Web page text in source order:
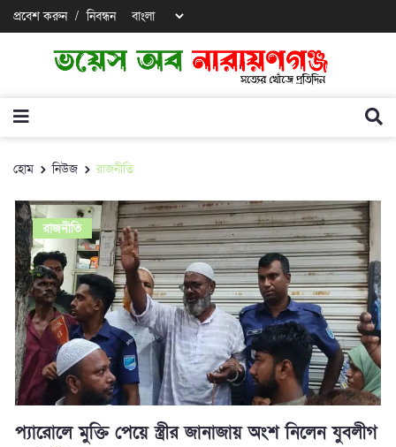
প্রবেশ করুন / নিবন্ধন
হোম নিউজ রাজনীতি
রাজনীতি
প্যারোলে মুক্তি পেয়ে স্ত্রীর জানাজায় অংশ নিলেন যুবলীগ